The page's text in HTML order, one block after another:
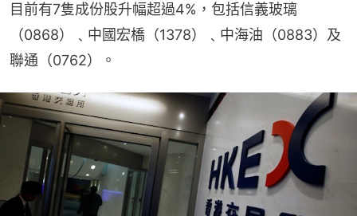
目前有7隻成份股升幅超過4%，包括信義玻璃
（0868）﹑中國宏橋（1378）﹑中海油（0883）及
聯通（0762）。